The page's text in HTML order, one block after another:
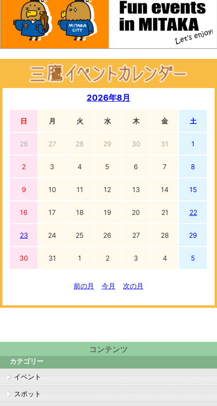
2026年8月
日 月 火 水 木 金 土
26 27 28 29 30 31 1
2 3 4 5 6 7 8
9 10 11 12 13 14 15
16 17 18 19 20 21 22
23 24 25 26 27 28 29
30 31 1 2 3 4 5
前の月 今月 次の月
コンテンツ
カテゴリー
イベント
スポット